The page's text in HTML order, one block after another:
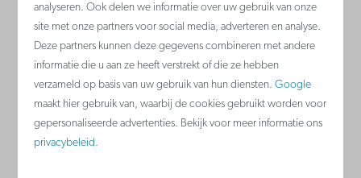
analyseren. Ook delen we informatie over uw gebruik van onze
site met onze partners voor social media, adverteren en analyse.
Deze partners kunnen deze gegevens combineren met andere
informatie die u aan ze heeft verstrekt of die ze hebben
verzameld op basis van uw gebruik van hun diensten.Google
maakt hier gebruik van, waarbij de cookies gebruikt worden voor
gepersonaliseerde advertenties. Bekijk voor meer informatie ons
privacybeleid.